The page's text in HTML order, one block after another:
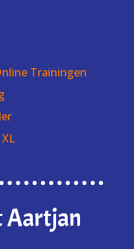
Trainingen
Aartjan